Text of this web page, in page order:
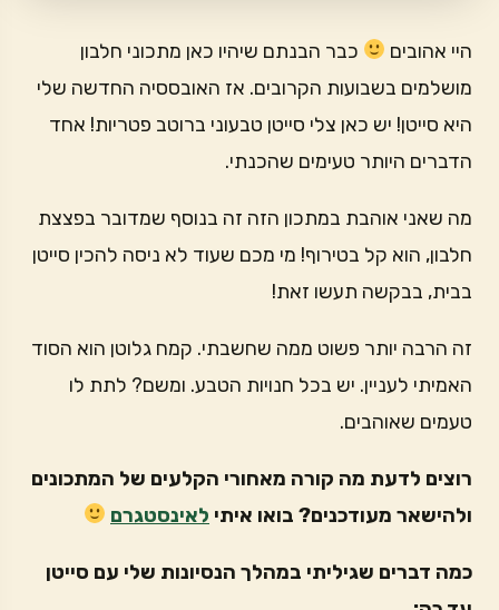
היי אהובים
כבר הבנתם שיהיו כאן מתכוני חלבון
מושלמים בשבועות הקרובים. אז האובססיה החדשה שלי
היא סייטן! יש כאן צלי סייטן טבעוני ברוטב פטריות! אחד
הדברים היותר טעימים שהכנתי.
מה שאני אוהבת במתכון הזה זה בנוסף שמדובר בפצצת
חלבון, הוא קל בטירוף! מי מכם שעוד לא ניסה להכין סייטן
בבית, בבקשה תעשו זאת!
זה הרבה יותר פשוט ממה שחשבתי. קמח גלוטן הוא הסוד
האמיתי לעניין. יש בכל חנויות הטבע. ומשם? לתת לו
טעמים שאוהבים.
רוצים לדעת מה קורה מאחורי הקלעים של המתכונים
ולהישאר מעודכנים? בואו איתי לאינסטגרם
כמה דברים שגיליתי במהלך הנסיונות שלי עם סייטן